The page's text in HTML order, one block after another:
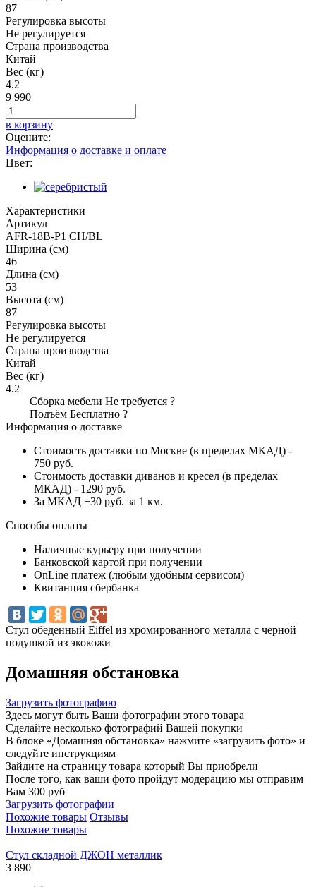
87
Регулировка высоты
Не регулируется
Страна производства
Китай
Вес (кг)
4.2
9 990
в корзину
Оцените:
Информация о доставке и оплате
Цвет:
Характеристики
Артикул
AFR-18B-P1 CH/BL
Ширина (см)
46
Длина (см)
53
Высота (см)
87
Регулировка высоты
Не регулируется
Страна производства
Китай
Вес (кг)
4.2
Сборка мебели Не требуется ?
Подъём Бесплатно ?
Информация о доставке
Стоимость доставки по Москве (в пределах МКАД) -
750 руб.
Стоимость доставки диванов и кресел (в пределах
МКАД) - 1290 руб.
За МКАД +30 руб. за 1 км.
Способы оплаты
Наличные курьеру при получении
Банковской картой при получении
OnLine платеж (любым удобным сервисом)
Квитанция сбербанка
Стул обеденный Eiffel из хромированного металла с черной
подушкой из экокожи
Домашняя обстановка
Загрузить фотографию
Здесь могут быть Ваши фотографии этого товара
Сделайте несколько фотографий Вашей покупки
В блоке «Домашняя обстановка» нажмите «загрузить фото» и
следуйте инструкциям
Зайдите на страницу товара который Вы приобрели
После того, как ваши фото пройдут модерацию мы отправим
Вам 300 руб
Загрузить фотографии
Похожие товары Отзывы
Похожие товары
Стул складной ДЖОН металлик
3 890